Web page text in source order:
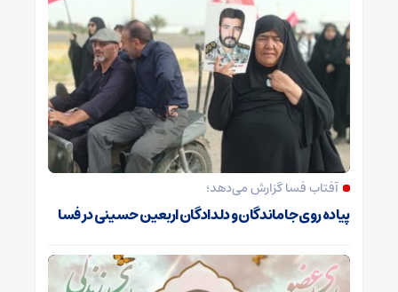
آفتاب فسا گزارش می‌دهد؛
پیاده روی جاماندگان و دلدادگان اربعین حسینی در فسا